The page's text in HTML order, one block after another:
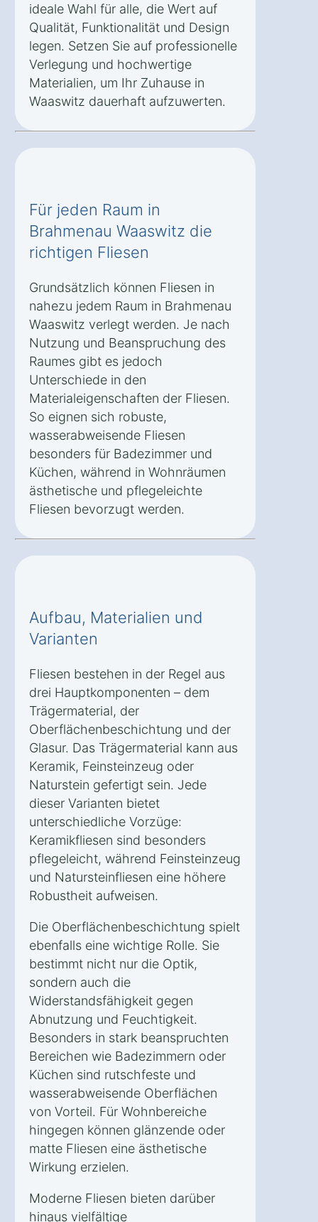
ideale Wahl für alle, die Wert auf
Qualität, Funktionalität und Design
legen. Setzen Sie auf professionelle
Verlegung und hochwertige
Materialien, um Ihr Zuhause in
Waaswitz dauerhaft aufzuwerten.
Für jeden Raum in
Brahmenau Waaswitz die
richtigen Fliesen
Grundsätzlich können Fliesen in
nahezu jedem Raum in Brahmenau
Waaswitz verlegt werden. Je nach
Nutzung und Beanspruchung des
Raumes gibt es jedoch
Unterschiede in den
Materialeigenschaften der Fliesen.
So eignen sich robuste,
wasserabweisende Fliesen
besonders für Badezimmer und
Küchen, während in Wohnräumen
ästhetische und pflegeleichte
Fliesen bevorzugt werden.
Aufbau, Materialien und
Varianten
Fliesen bestehen in der Regel aus
drei Hauptkomponenten – dem
Trägermaterial, der
Oberflächenbeschichtung und der
Glasur. Das Trägermaterial kann aus
Keramik, Feinsteinzeug oder
Naturstein gefertigt sein. Jede
dieser Varianten bietet
unterschiedliche Vorzüge:
Keramikfliesen sind besonders
pflegeleicht, während Feinsteinzeug
und Natursteinfliesen eine höhere
Robustheit aufweisen.
Die Oberflächenbeschichtung spielt
ebenfalls eine wichtige Rolle. Sie
bestimmt nicht nur die Optik,
sondern auch die
Widerstandsfähigkeit gegen
Abnutzung und Feuchtigkeit.
Besonders in stark beanspruchten
Bereichen wie Badezimmern oder
Küchen sind rutschfeste und
wasserabweisende Oberflächen
von Vorteil. Für Wohnbereiche
hingegen können glänzende oder
matte Fliesen eine ästhetische
Wirkung erzielen.
Moderne Fliesen bieten darüber
hinaus vielfältige